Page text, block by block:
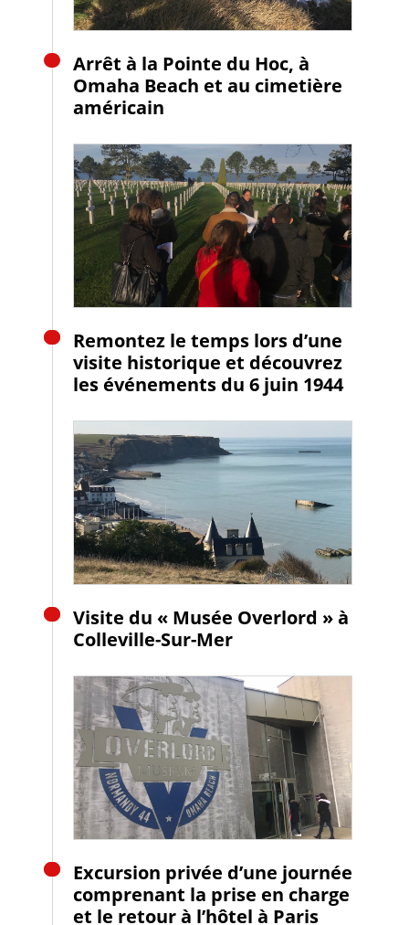
Arrêt à la Pointe du Hoc, à
Omaha Beach et au cimetière
américain
Remontez le temps lors d’une
visite historique et découvrez
les événements du 6 juin 1944
Visite du « Musée Overlord » à
Colleville-Sur-Mer
Excursion privée d’une journée
comprenant la prise en charge
et le retour à l’hôtel à Paris